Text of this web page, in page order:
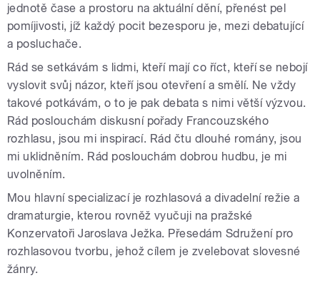
jednotě čase a prostoru na aktuální dění, přenést pel
pomíjivosti, jíž každý pocit bezesporu je, mezi debatující
a posluchače.
Rád se setkávám s lidmi, kteří mají co říct, kteří se nebojí
vyslovit svůj názor, kteří jsou otevření a smělí. Ne vždy
takové potkávám, o to je pak debata s nimi větší výzvou.
Rád poslouchám diskusní pořady Francouzského
rozhlasu, jsou mi inspirací. Rád čtu dlouhé romány, jsou
mi uklidněním. Rád poslouchám dobrou hudbu, je mi
uvolněním.
Mou hlavní specializací je rozhlasová a divadelní režie a
dramaturgie, kterou rovněž vyučuji na pražské
Konzervatoři Jaroslava Ježka. Přesedám Sdružení pro
rozhlasovou tvorbu, jehož cílem je zvelebovat slovesné
žánry.